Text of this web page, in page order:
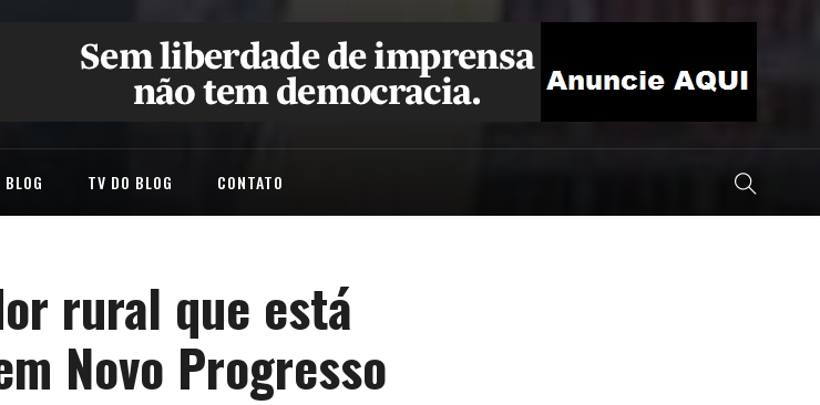
TV DO BLOG CONTATO
rural que está
Novo Progresso